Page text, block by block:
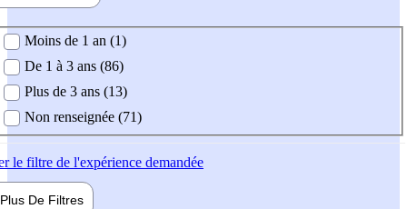
demandée
Moins de 1 an (1)
De 1 à 3 ans (86)
Plus de 3 ans (13)
Non renseignée (71)
le filtre de l'expérience demandée
Plus De Filtres